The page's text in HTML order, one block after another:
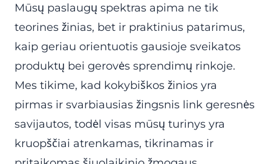
Mūsų paslaugų spektras apima ne tik
teorines žinias, bet ir praktinius patarimus,
kaip geriau orientuotis gausioje sveikatos
produktų bei gerovės sprendimų rinkoje.
Mes tikime, kad kokybiškos žinios yra
pirmas ir svarbiausias žingsnis link geresnės
savijautos, todėl visas mūsų turinys yra
kruopščiai atrenkamas, tikrinamas ir